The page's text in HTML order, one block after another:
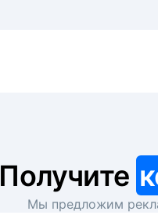
Получите
Мы предложим